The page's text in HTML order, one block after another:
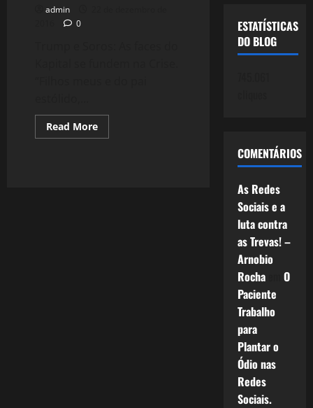
admin
0
Read MoreRead
more
ESTATÍSTICAS
DO BLOG
COMENTÁRIOS
As Redes
Sociais e a
luta contra
as Trevas! –
Arnobio
Rochaem O
Paciente
Trabalho
para
Plantar o
Ódio nas
Redes
Sociais.